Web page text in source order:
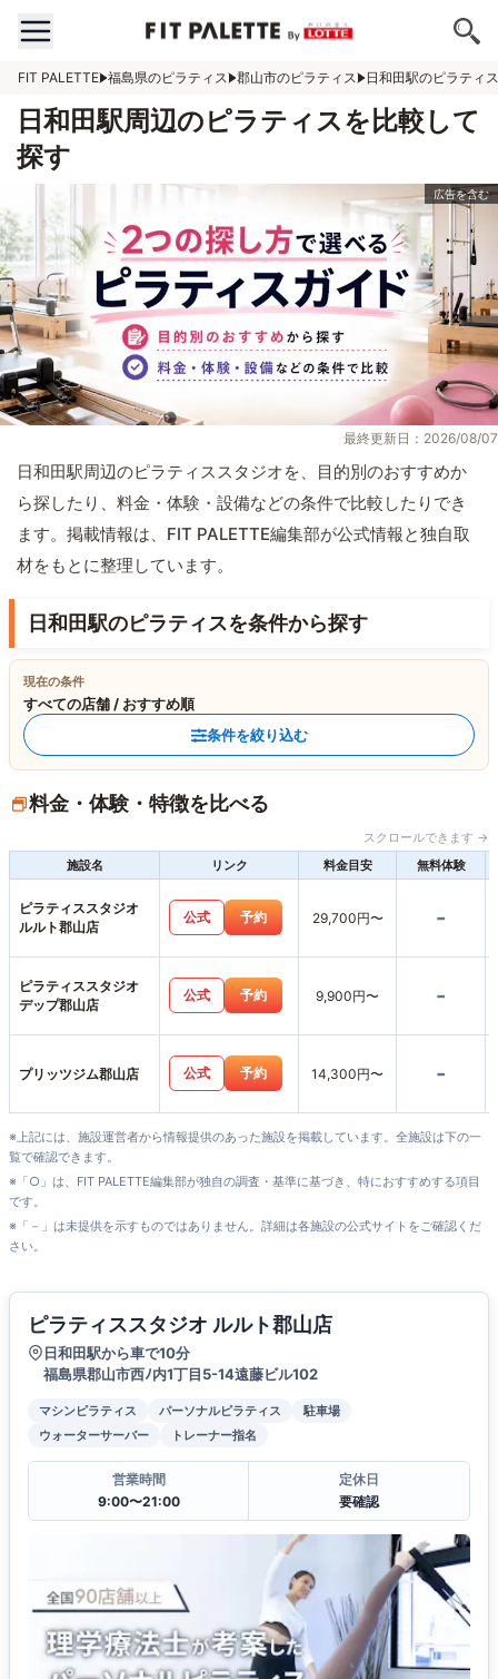
FIT PALETTE 福島県のピラティス 郡山市のピラティス 日和田駅のピラティス
日和田駅周辺のピラティスを比較して
探す
最終更新日：2026/08/07
日和田駅周辺のピラティススタジオを、目的別のおすすめか
ら探したり、料金・体験・設備などの条件で比較したりでき
ます。掲載情報は、FIT PALETTE編集部が公式情報と独自取
材をもとに整理しています。
日和田駅のピラティスを条件から探す
現在の条件
すべての店舗 / おすすめ順
条件を絞り込む
料金・体験・特徴を比べる
スクロールできます →
施設名
リンク 料金目安 無料体験
ピラティススタジオ
ルルト郡山店
公式 予約 29,700円〜 -
ピラティススタジオ
デップ郡山店
公式 予約 9,900円〜 -
プリッツジム郡山店 公式 予約 14,300円〜 -
※上記には、施設運営者から情報提供のあった施設を掲載しています。全施設は下の一
覧で確認できます。
※「○」は、FIT PALETTE編集部が独自の調査・基準に基づき、特におすすめする項目
です。
※「－」は未提供を示すものではありません。詳細は各施設の公式サイトをご確認くだ
さい。
ピラティススタジオ ルルト郡山店
日和田駅から車で10分
福島県郡山市⻄ﾉ内1丁目5-14遠藤ビル102
マシンピラティス パーソナルピラティス
駐車場
ウォーターサーバー
トレーナー指名
営業時間
9:00〜21:00
定休日
要確認